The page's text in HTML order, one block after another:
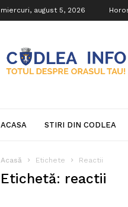
miercuri, august 5, 2026
Info
ACASA STIRI DIN CODLEA
Acasă Etichete Reactii
Etichetă: reactii